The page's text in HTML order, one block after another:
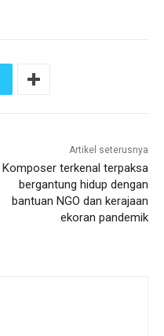
Artikel seterusnya
Komposer terkenal terpaksa
bergantung hidup dengan
bantuan NGO dan kerajaan
ekoran pandemik